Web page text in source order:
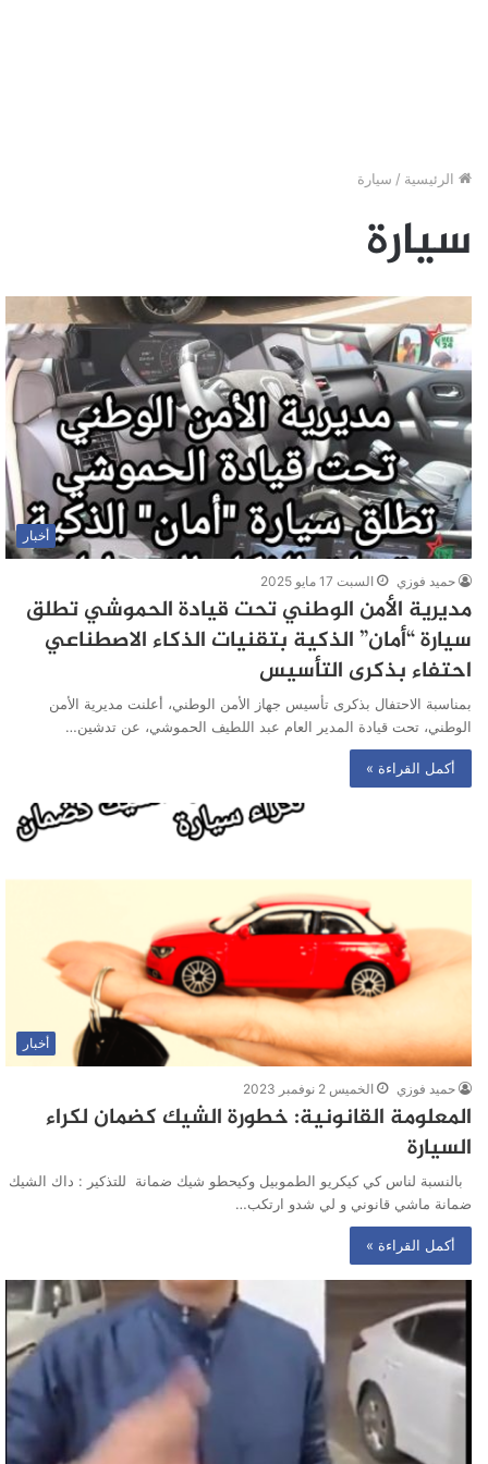
الرئيسية / سيارة
سيارة
أخبار
حميد فوزي السبت 17 مايو 2025
مديرية الأمن الوطني تحت قيادة الحموشي تطلق
سيارة “أمان” الذكية بتقنيات الذكاء الاصطناعي
احتفاء بذكرى التأسيس
بمناسبة الاحتفال بذكرى تأسيس جهاز الأمن الوطني، أعلنت مديرية الأمن
الوطني، تحت قيادة المدير العام عبد اللطيف الحموشي، عن تدشين…
أكمل القراءة »
أخبار
حميد فوزي الخميس 2 نوفمبر 2023
المعلومة القانونية: خطورة الشيك كضمان لكراء
السيارة
بالنسبة لناس كي كيكريو الطموبيل وكيحطو شيك ضمانة للتذكير : داك الشيك
ضمانة ماشي قانوني و لي شدو ارتكب…
أكمل القراءة »